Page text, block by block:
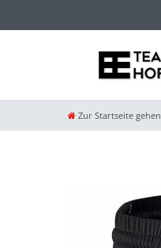
Zur Startseite gehen